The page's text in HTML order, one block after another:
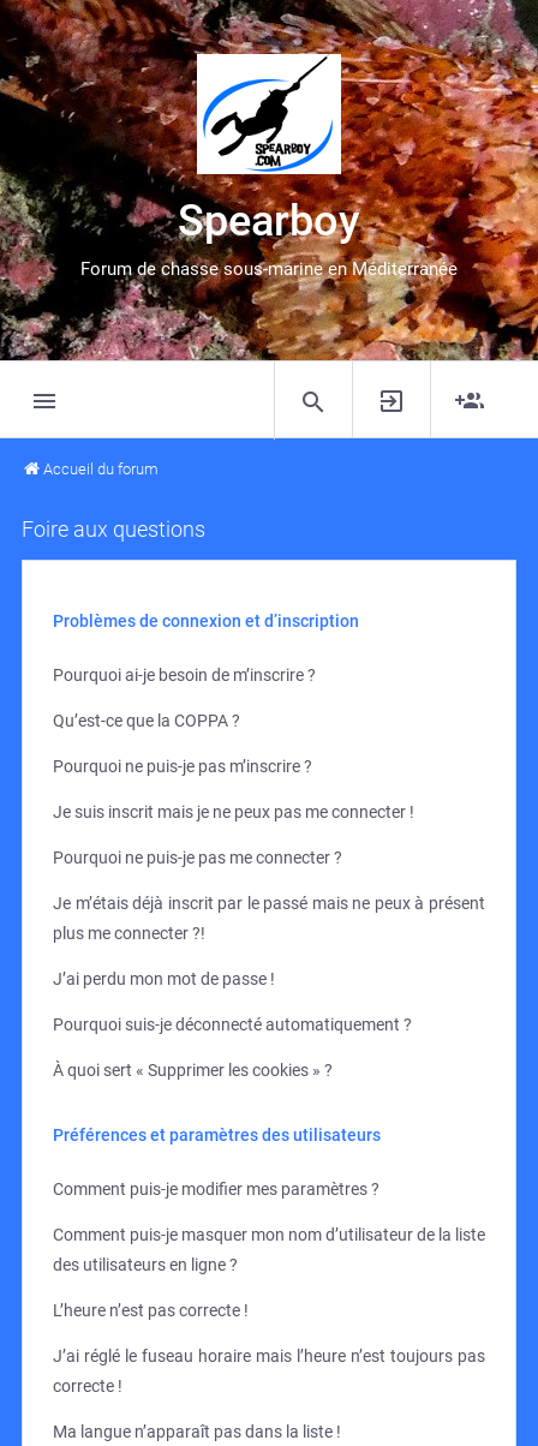
Spearboy
Forum de chasse sous-marine en Méditerranée
Accueil du forum
Foire aux questions
Problèmes de connexion et d’inscription
Pourquoi ai-je besoin de m’inscrire ?
Qu’est-ce que la COPPA ?
Pourquoi ne puis-je pas m’inscrire ?
Je suis inscrit mais je ne peux pas me connecter !
Pourquoi ne puis-je pas me connecter ?
Je m’étais déjà inscrit par le passé mais ne peux à présent
plus me connecter ?!
J’ai perdu mon mot de passe !
Pourquoi suis-je déconnecté automatiquement ?
À quoi sert « Supprimer les cookies » ?
Préférences et paramètres des utilisateurs
Comment puis-je modifier mes paramètres ?
Comment puis-je masquer mon nom d’utilisateur de la liste
des utilisateurs en ligne ?
L’heure n’est pas correcte !
J’ai réglé le fuseau horaire mais l’heure n’est toujours pas
correcte !
Ma langue n’apparaît pas dans la liste !